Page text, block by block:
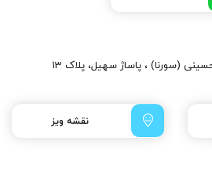
(سورنا) ، پاساژ سهیل، پلاک 13
نقشه ویز